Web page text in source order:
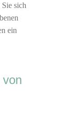
sich
ein
von